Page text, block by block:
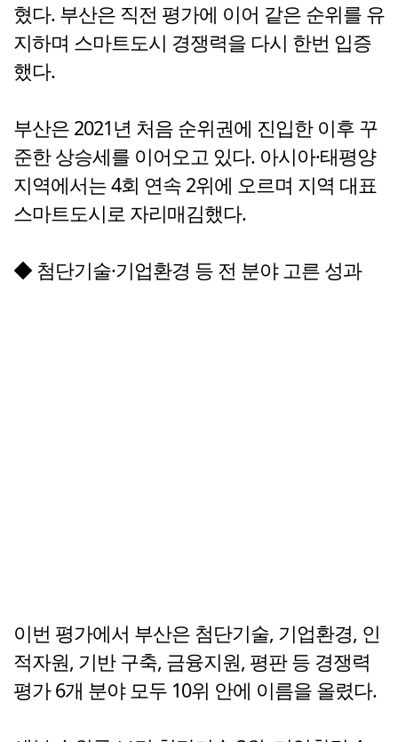
혔다. 부산은 직전 평가에 이어 같은 순위를 유
지하며 스마트도시 경쟁력을 다시 한번 입증
했다.
부산은 2021년 처음 순위권에 진입한 이후 꾸
준한 상승세를 이어오고 있다. 아시아·태평양
지역에서는 4회 연속 2위에 오르며 지역 대표
스마트도시로 자리매김했다.
◆ 첨단기술·기업환경 등 전 분야 고른 성과
이번 평가에서 부산은 첨단기술, 기업환경, 인
적자원, 기반 구축, 금융지원, 평판 등 경쟁력
평가 6개 분야 모두 10위 안에 이름을 올렸다.